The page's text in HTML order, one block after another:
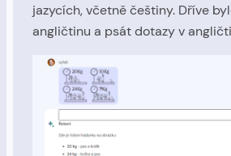
jazycích, včetně češtiny. Dříve
angličtinu a psát dotazy v